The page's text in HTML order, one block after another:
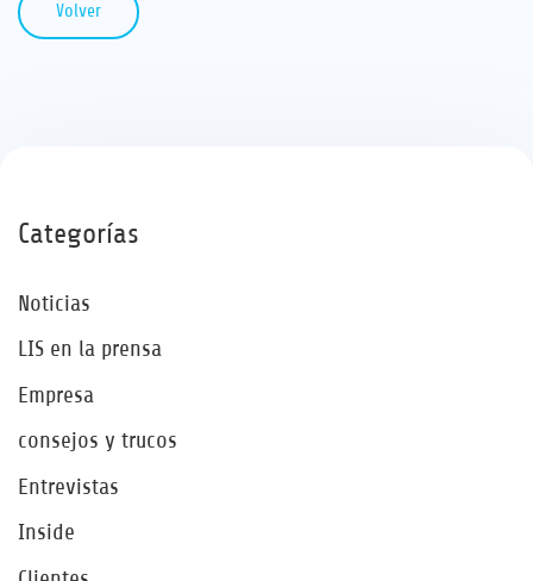
Volver
Categorías
Noticias
LIS en la prensa
Empresa
consejos y trucos
Entrevistas
Inside